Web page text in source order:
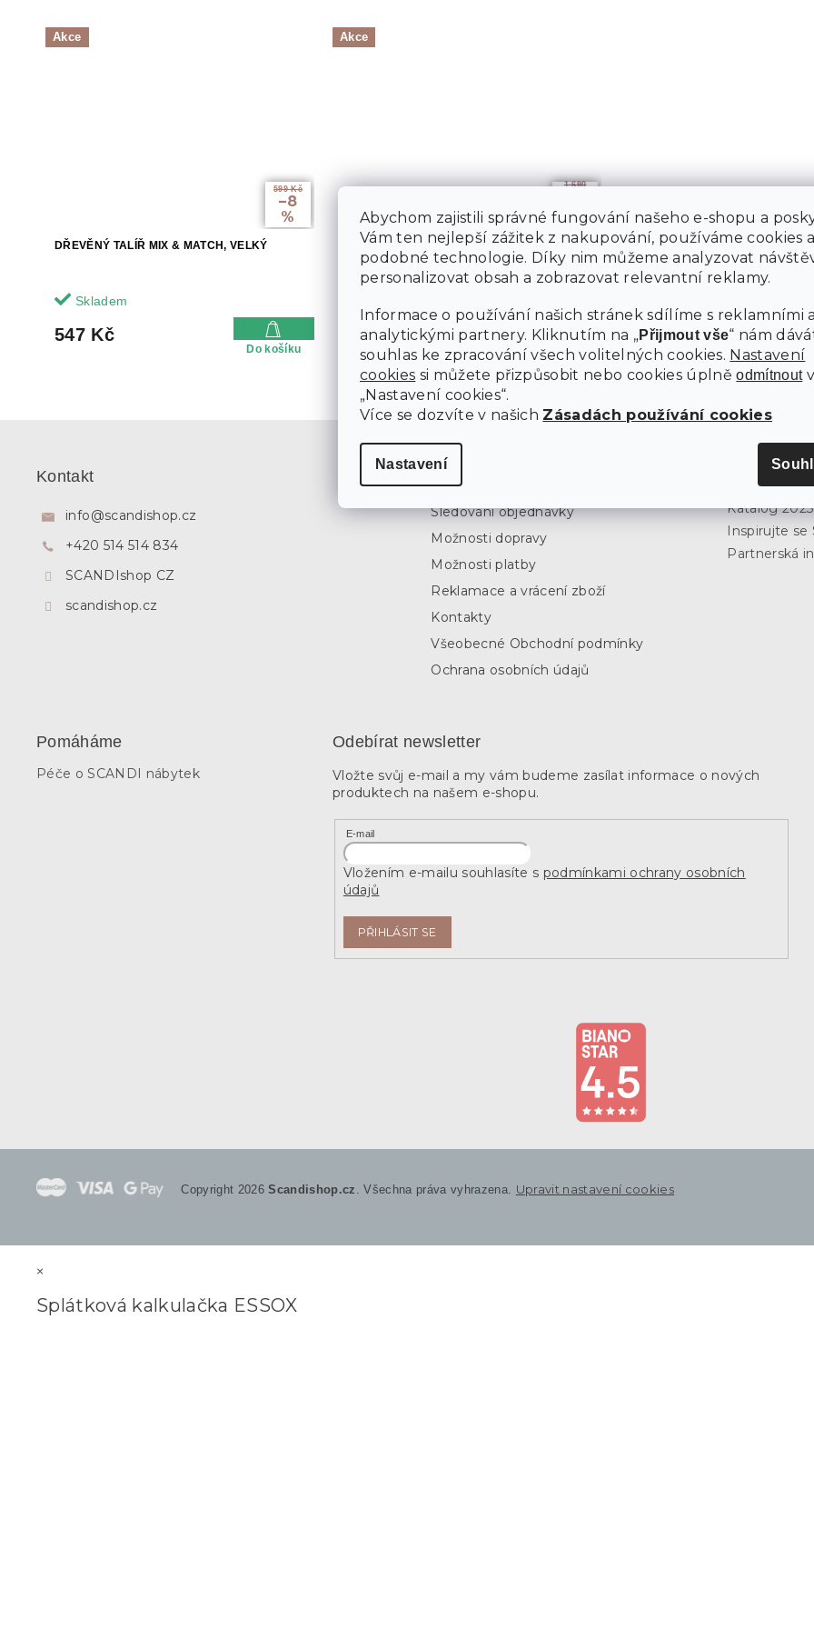
Abychom zajistili správné fungování našeho e-shopu a
Vám ten nejlepší zážitek z nakupování, používáme cookies a
podobné technologie. Díky nim můžeme analyzovat
personalizovat obsah a zobrazovat relevantní reklamy.
Informace o používání našich stránek sdílíme s reklamními a
analytickými partnery. Kliknutím na „Přijmout vše“ nám
souhlas ke zpracování všech volitelných cookies. Nastavení
cookies si můžete přizpůsobit nebo cookies úplněodmítnoutv
„Nastavení cookies“.
Více se dozvíte v našich Zásadách používání cookies
Nastavení
Akce
599 Kč
–8
%
DŘEVĚNÝ TALÍŘ MIX & MATCH, VELKÝ
Skladem
547 Kč
Do košíku
Akce
1 690
%
ŠEDÝ BAMBUSOVÝ KOŠ NA PRÁDLO
SOBIKON
1 077 Kč
Do košíku
SADA 2 HÁČKŮ NA KOUPELNOVÝ
RADIÁTOR SEZA, BÍLÉ
31 Kč
Kontakt
info@scandishop.cz
+420 514 514 834
SCANDIshop CZ
scandishop.cz
Sledování objednávky
Možnosti dopravy
Možnosti platby
Reklamace a vrácení zboží
Kontakty
Všeobecné Obchodní podmínky
Ochrana osobních údajů
Katalog 2023
Inspirujte se
Partnerská
Pomáháme
Péče o SCANDI nábytek
Odebírat newsletter
Vložte svůj e-mail a my vám budeme zasílat informace o nových
produktech na našem e-shopu.
E-mail
Vložením e-mailu souhlasíte s podmínkami ochrany osobních
údajů
PŘIHLÁSIT SE
Copyright 2026Scandishop.cz . Všechna práva vyhrazena. Upravit nastavení cookies
×
Splátková kalkulačka ESSOX